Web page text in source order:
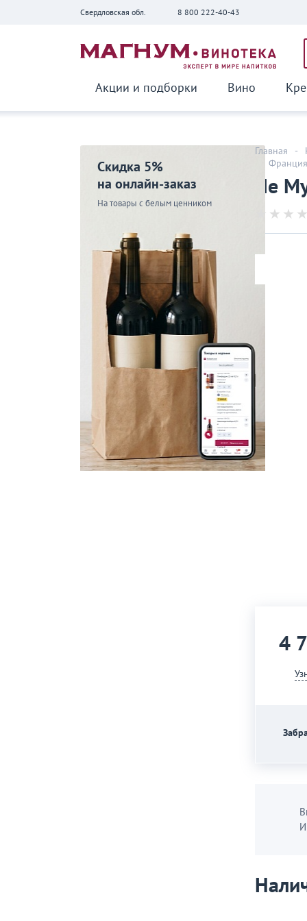
Свердловская обл. 8 800 222-40-43
Акции и подборки Вино
Скидка 5%
на онлайн-заказ
На товары с белым ценником
Главная -
Франция
Ле
4